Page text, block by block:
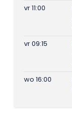
vr 11:00
vr 09:15
wo 16:00